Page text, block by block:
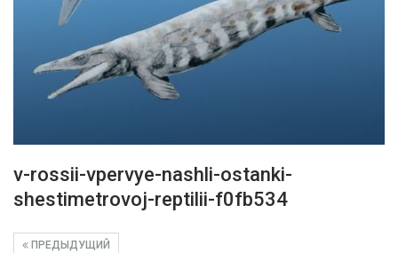
v-rossii-vpervye-nashli-ostanki-
shestimetrovoj-reptilii-f0fb534
ПРЕДЫДУЩИЙ